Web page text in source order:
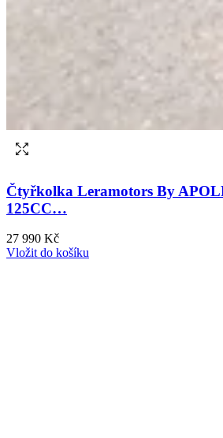
Čtyřkolka Leramotors By
125CC…
27 990 Kč
Vložit do košíku